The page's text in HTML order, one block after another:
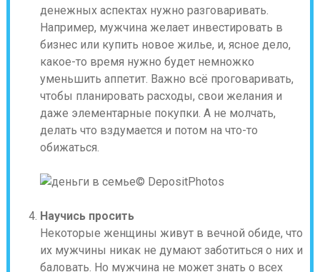
денежных аспектах нужно разговаривать.
Например, мужчина желает инвестировать в
бизнес или купить новое жилье, и, ясное дело,
какое-то время нужно будет немножко
уменьшить аппетит. Важно всё проговаривать,
чтобы планировать расходы, свои желания и
даже элементарные покупки. А не молчать,
делать что вздумается и потом на что-то
обижаться.
© DepositPhotos
Научись просить
Некоторые женщины живут в вечной обиде, что
их мужчины никак не думают заботиться о них и
баловать. Но мужчина не может знать о всех